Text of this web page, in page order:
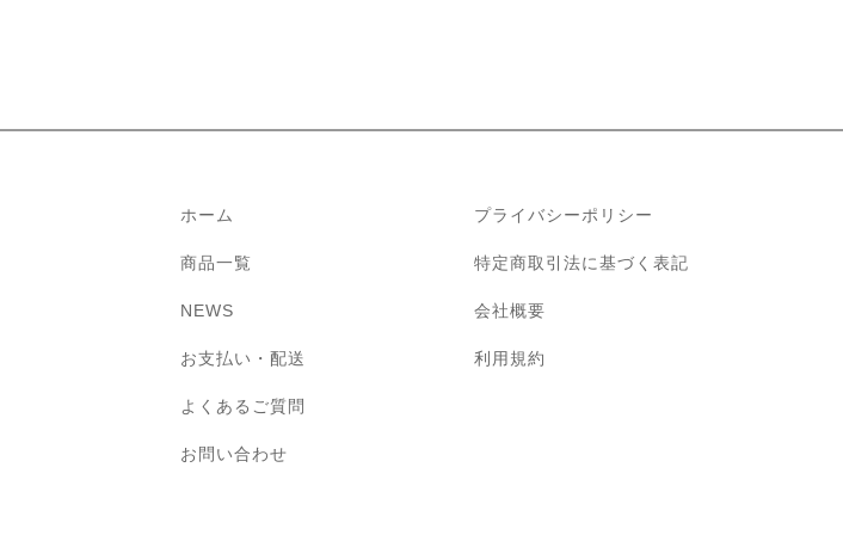
ホーム
商品一覧
NEWS
お支払い・配送
よくあるご質問
お問い合わせ
プライバシーポリシー
特定商取引法に基づく表記
会社概要
利用規約